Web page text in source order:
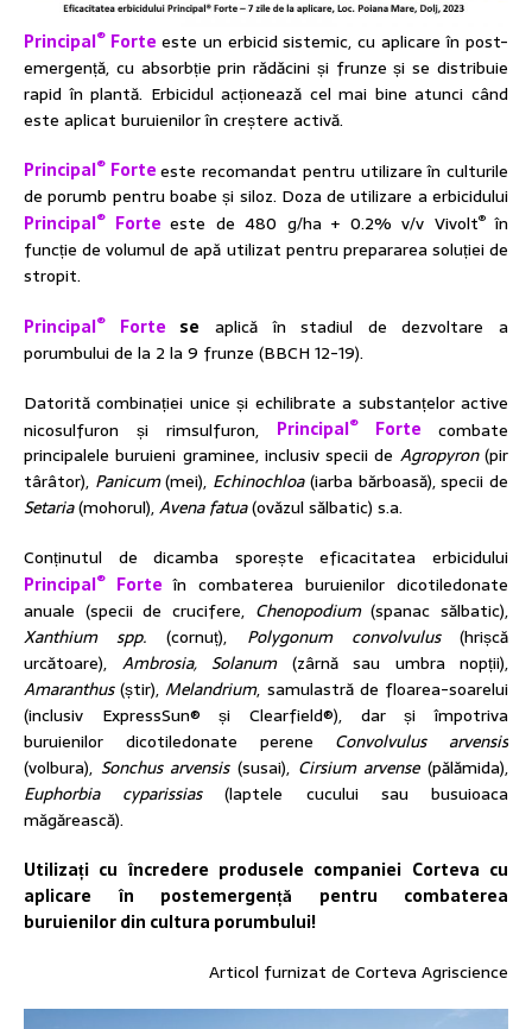
Principal® Forte este un erbicid sistemic, cu aplicare în post-
emergență, cu absorbție prin rădăcini și frunze și se distribuie
rapid în plantă. Erbicidul acționează cel mai bine atunci când
este aplicat buruienilor în creștere activă.
Principal® Forte este recomandat pentru utilizare în culturile
de porumb pentru boabe și siloz. Doza de utilizare a erbicidului
Principal® Forte este de 480 g/ha + 0.2% v/v Vivolt®în
funcție de volumul de apă utilizat pentru prepararea soluției de
stropit.
Principal® Forte se aplică în stadiul de dezvoltare a
porumbului de la 2 la 9 frunze (BBCH 12-19).
Datorită combinației unice și echilibrate a substanțelor active
nicosulfuron și rimsulfuron, Principal® Forte
combate
principalele buruieni graminee, inclusiv specii de Agropyron(pir
târâtor), Panicum(mei), Echinochloa(iarba bărboasă), specii de
Setaria(mohorul),Avena fatua(ovăzul sălbatic) s.a.
Conținutul de dicamba sporește eficacitatea erbicidului
Principal® Forte în combaterea buruienilor dicotiledonate
anuale (specii de crucifere, Chenopodium(spanac sălbatic),
Xanthium spp. (cornuț), Polygonum convolvulus(hrișcă
urcătoare), Ambrosia, Solanum(zârnă sau umbra nopții),
Amaranthus(știr),Melandrium, samulastră de floarea-soarelui
(inclusiv ExpressSun® și Clearfield®), dar și împotriva
buruienilor dicotiledonate perene Convolvulus arvensis
(volbura), Sonchus arvensis(susai), Cirsium arvense(pălămida),
Euphorbia cyparissias(laptele cucului sau busuioaca
măgărească).
Utilizați cu încredere produsele companiei Corteva cu
aplicare în postemergență pentru combaterea
buruienilor din cultura porumbului!
Articol furnizat de Corteva Agriscience